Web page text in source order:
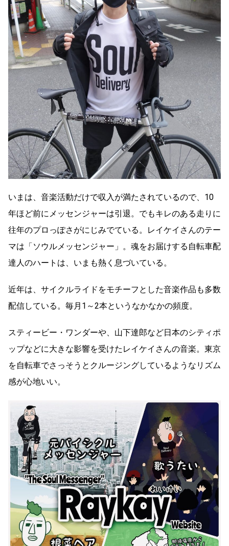
いまは、音楽活動だけで収入が満たされているので、10
年ほど前にメッセンジャーは引退。でもキレのある走りに
往年のプロっぽさがにじみでている。レイケイさんのテー
マは「ソウルメッセンジャー」。魂をお届けする自転車配
達人のハートは、いまも熱く息づいている。
近年は、サイクルライドをモチーフとした音楽作品も多数
配信している。毎月1～2本というなかなかの頻度。
スティービー・ワンダーや、山下達郎など日本のシティポ
ップなどに大きな影響を受けたレイケイさんの音楽。東京
を自転車でさっそうとクルージングしているようなリズム
感が心地いい。